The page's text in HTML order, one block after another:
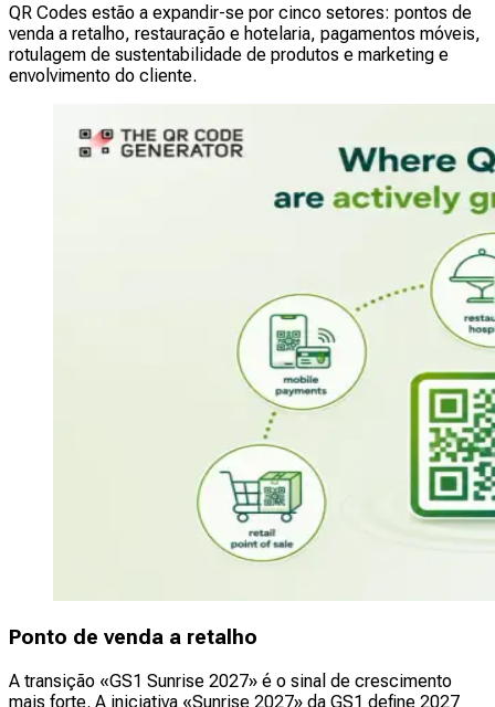
QR Codes estão a expandir-se por cinco setores: pontos de
venda a retalho, restauração e hotelaria, pagamentos móveis,
rotulagem de sustentabilidade de produtos e marketing e
envolvimento do cliente.
Ponto de venda a retalho
A transição «GS1 Sunrise 2027» é o sinal de crescimento
mais forte. A iniciativa «Sunrise 2027» da GS1 define 2027